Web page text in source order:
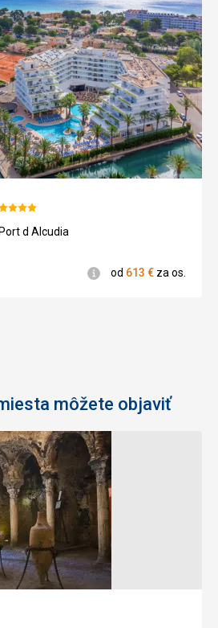
5 d Alcudia
Informácie
od 613 € za os.
môžete objaviť